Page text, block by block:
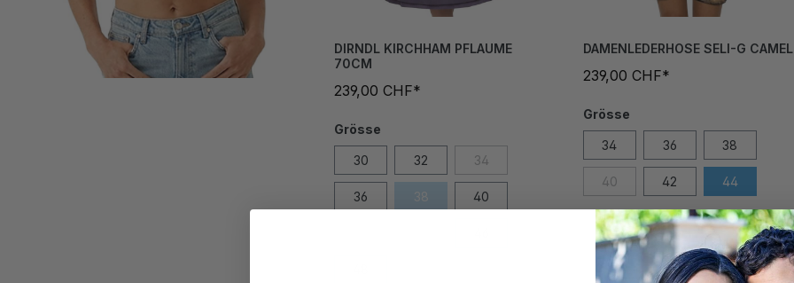
DIRNDL KIRCHHAM PFLAUME
70CM
239,00 CHF*
Grösse
30 32 34
36 38 40
DAMENLEDERHOSE SELI-G CAMEL
239,00 CHF*
Grösse
34 36 38
40 42 44